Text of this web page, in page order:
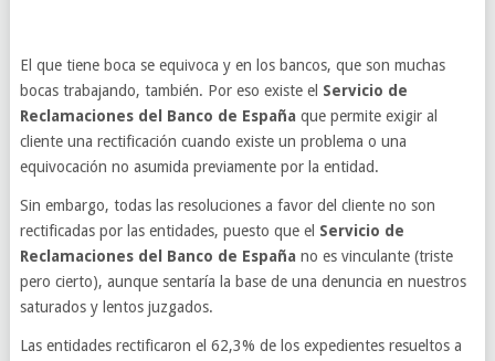
El que tiene boca se equivoca y en los bancos, que son muchas
bocas trabajando, también. Por eso existe el Servicio de
Reclamaciones del Banco de España que permite exigir al
cliente una rectificación cuando existe un problema o una
equivocación no asumida previamente por la entidad.
Sin embargo, todas las resoluciones a favor del cliente no son
rectificadas por las entidades, puesto que el Servicio de
Reclamaciones del Banco de España no es vinculante (triste
pero cierto), aunque sentaría la base de una denuncia en nuestros
saturados y lentos juzgados.
Las entidades rectificaron el 62,3% de los expedientes resueltos a